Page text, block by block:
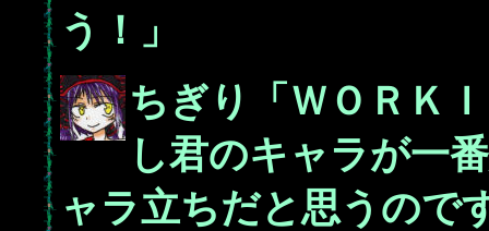
う！」
ちぎり「ＷＯＲＫ
し君のキャラが一
ャラ立ちだと思うので